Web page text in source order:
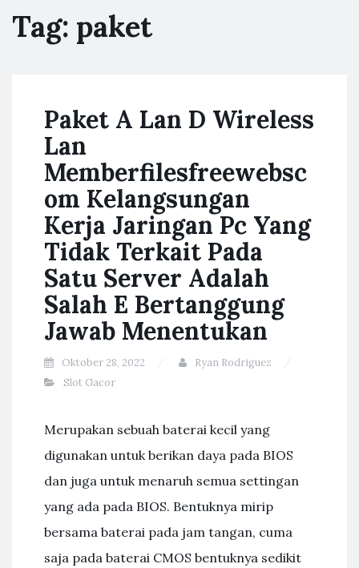
Tag: paket
Paket A Lan D Wireless
Lan
Memberfilesfreewebsc
om Kelangsungan
Kerja Jaringan Pc Yang
Tidak Terkait Pada
Satu Server Adalah
Salah E Bertanggung
Jawab Menentukan
Oktober 28, 2022
Ryan Rodriguez
Slot Gacor
Merupakan sebuah baterai kecil yang
digunakan untuk berikan daya pada BIOS
dan juga untuk menaruh semua settingan
yang ada pada BIOS. Bentuknya mirip
bersama baterai pada jam tangan, cuma
saja pada baterai CMOS bentuknya sedikit